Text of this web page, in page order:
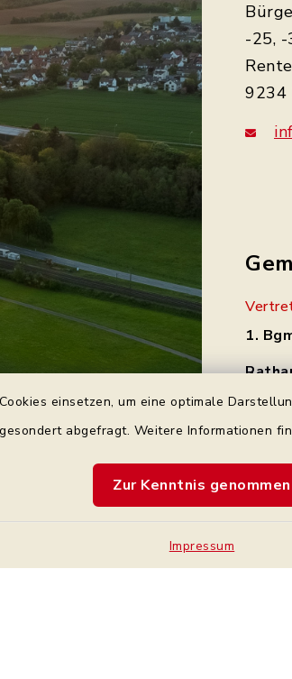
einsetzen, um eine optimale
abgefragt. Weitere Informationen
Zur Kenntnis genommen
Impressum
-25, -
9234
1.
Tel.: